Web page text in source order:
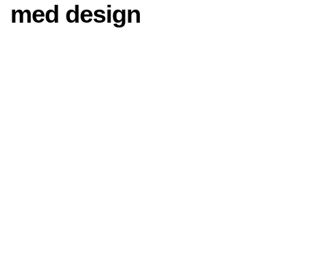
med design